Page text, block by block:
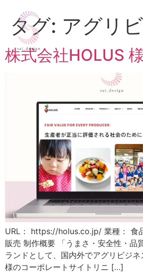
タグ: アグリ
株式会社HOLUS
URL： https://holus.co.jp/ 業種： 食
販売 制作概要 「うまさ・安全性・品
ランドとして、国内外でアグリビジ
様のコーポレートサイトリニ […]